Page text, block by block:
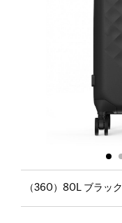
（360）80L ブラック